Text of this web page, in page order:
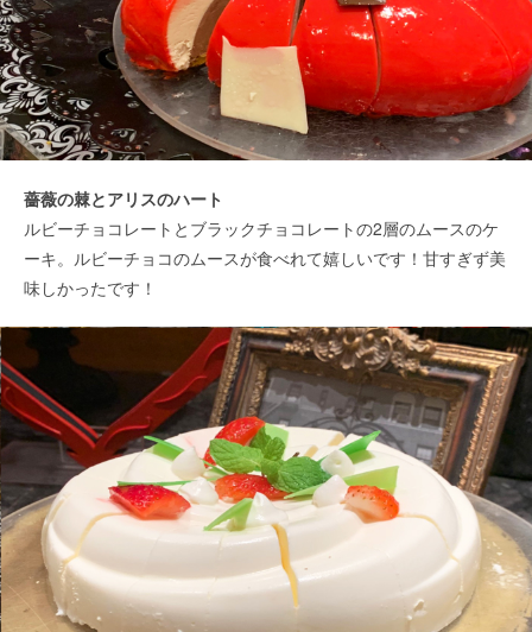
薔薇の棘とアリスのハート
ルビーチョコレートとブラックチョコレートの2層のムースのケ
ーキ。ルビーチョコのムースが食べれて嬉しいです！甘すぎず美
味しかったです！